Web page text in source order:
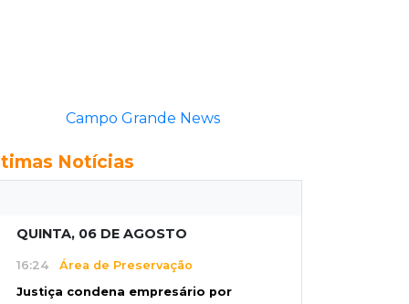
Campo Grande News
Notícias
QUINTA, 06 DE AGOSTO
16:24 Área de Preservação
Justiça condena empresário por